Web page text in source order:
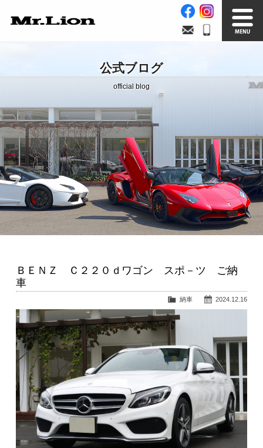
在庫車情報 買取無料査定
Factory
自社工場 サービス案内
Official Blog
公式ブログ
Company info.
会社案内
公式ブログ
official blog
ＢＥＮＺ Ｃ２２０ｄワゴン スポ－ツ ご納
車
2024.12.16
納車